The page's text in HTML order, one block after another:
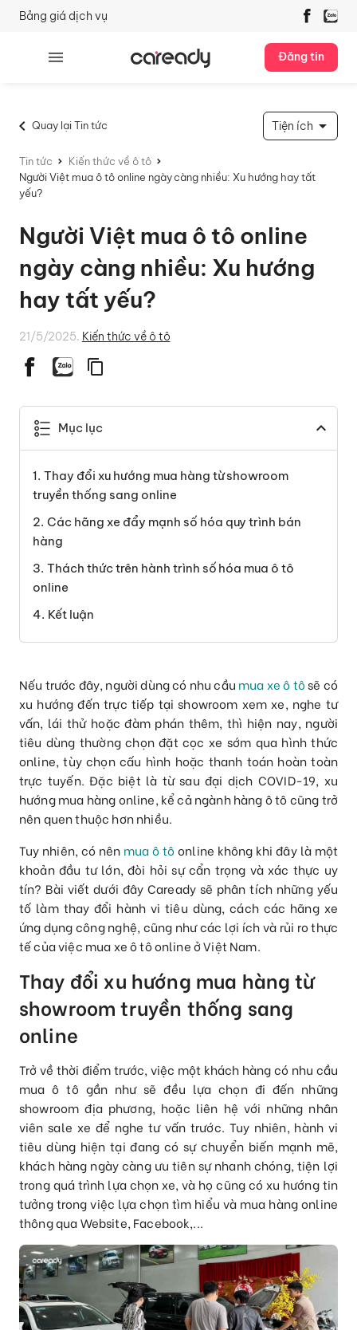
Bảng giá dịch vụ
Đăng tin
Quay lại Tin tức Tiện ích
Tin tức
Kiến thức về ô tô
Người Việt mua ô tô online ngày càng nhiều: Xu hướng hay tất
yếu?
Người Việt mua ô tô online
ngày càng nhiều: Xu hướng
hay tất yếu?
21/5/2025. Kiến thức về ô tô
Mục lục
Thay đổi xu hướng mua hàng từ showroom
truyền thống sang online
Các hãng xe đẩy mạnh số hóa quy trình bán
hàng
Thách thức trên hành trình số hóa mua ô tô
online
Kết luận
Nếu trước đây, người dùng có nhu cầu mua xe ô tôsẽ có
xu hướng đến trực tiếp tại showroom xem xe, nghe tư
vấn, lái thử hoặc đàm phán thêm, thì hiện nay, người
tiêu dùng thường chọn đặt cọc xe sớm qua hình thức
online, tùy chọn cấu hình hoặc thanh toán hoàn toàn
trực tuyến. Đặc biệt là từ sau đại dịch COVID-19, xu
hướng mua hàng online, kể cả ngành hàng ô tô cũng trở
nên quen thuộc hơn nhiều.
Tuy nhiên, có nên mua ô tôonline không khi đây là một
khoản đầu tư lớn, đòi hỏi sự cẩn trọng và xác thực uy
tín? Bài viết dưới đây Caready sẽ phân tích những yếu
tố làm thay đổi hành vi tiêu dùng, cách các hãng xe
ứng dụng công nghệ, cũng như các lợi ích và rủi ro thực
tế của việc mua xe ô tô online ở Việt Nam.
Thay đổi xu hướng mua hàng từ
showroom truyền thống sang
online
Trở về thời điểm trước, việc một khách hàng có nhu cầu
mua ô tô gần như sẽ đều lựa chọn đi đến những
showroom địa phương, hoặc liên hệ với những nhân
viên sale xe để nghe tư vấn trước. Tuy nhiên, hành vi
tiêu dùng hiện tại đang có sự chuyển biến mạnh mẽ,
khách hàng ngày càng ưu tiên sự nhanh chóng, tiện lợi
trong quá trình lựa chọn xe, và họ cũng có xu hướng tin
tưởng trong việc lựa chọn tìm hiểu và mua hàng online
thông qua Website, Facebook,...